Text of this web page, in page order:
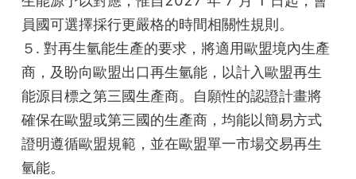
員國可選擇採行更嚴格的時間相關性規則。
５. 對再生氫能生產的要求，將適用歐盟境內生產
商，及盼向歐盟出口再生氫能，以計入歐盟再生
能源目標之第三國生產商。自願性的認證計畫將
確保在歐盟或第三國的生產商，均能以簡易方式
證明遵循歐盟規範，並在歐盟單一市場交易再生
氫能。